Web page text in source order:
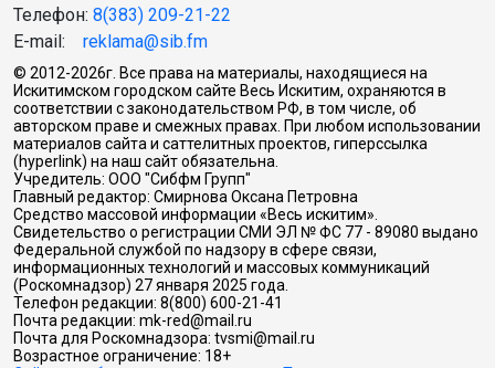
Телефон: 8(383) 209-21-22
E-mail: reklama@sib.fm
© 2012-2026г. Все права на материалы, находящиеся на
Искитимском городском сайте Весь Искитим, охраняются в
соответствии с законодательством РФ, в том числе, об
авторском праве и смежных правах. При любом использовании
материалов сайта и саттелитных проектов, гиперссылка
(hyperlink) на наш сайт обязательна.
Учредитель: ООО "Сибфм Групп"
Главный редактор: Смирнова Оксана Петровна
Средство массовой информации «Весь искитим».
Свидетельство о регистрации СМИ ЭЛ № ФС 77 - 89080 выдано
Федеральной службой по надзору в сфере связи,
информационных технологий и массовых коммуникаций
(Роскомнадзор) 27 января 2025 года.
Телефон редакции: 8(800) 600-21-41
Почта редакции: mk-red@mail.ru
Почта для Роскомнадзора: tvsmi@mail.ru
Возрастное ограничение: 18+